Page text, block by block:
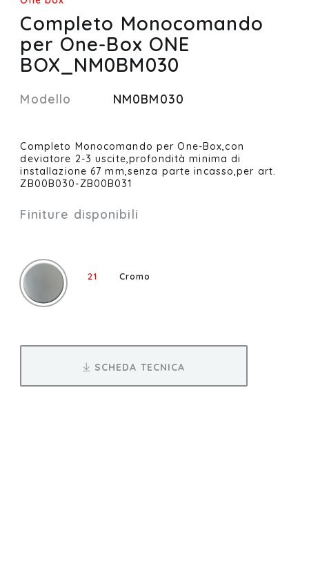
Completo Monocomando
per One-Box ONE
BOX_NM0BM030
Modello NM0BM030
Completo Monocomando per One-Box,con
deviatore 2-3 uscite,profondità minima di
installazione 67 mm,senza parte incasso,per art.
ZB00B030-ZB00B031
Finiture disponibili
21 Cromo
SCHEDA TECNICA